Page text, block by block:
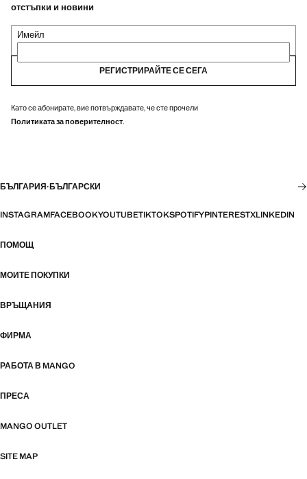
отстъпки и новини
Имейл
РЕГИСТРИРАЙТЕ СЕ СЕГА
Като се абонирате, вие потвърждавате, че сте прочели
Политиката за поверителност.
БЪЛГАРИЯ·БЪЛГАРСКИ
INSTAGRAMFACEBOOKYOUTUBETIKTOKSPOTIFYPINTERESTXLINKEDIN
ПОМОЩ
МОИТЕ ПОКУПКИ
ВРЪЩАНИЯ
ФИРМА
РАБОТА В MANGO
ПРЕСА
MANGO OUTLET
SITE MAP